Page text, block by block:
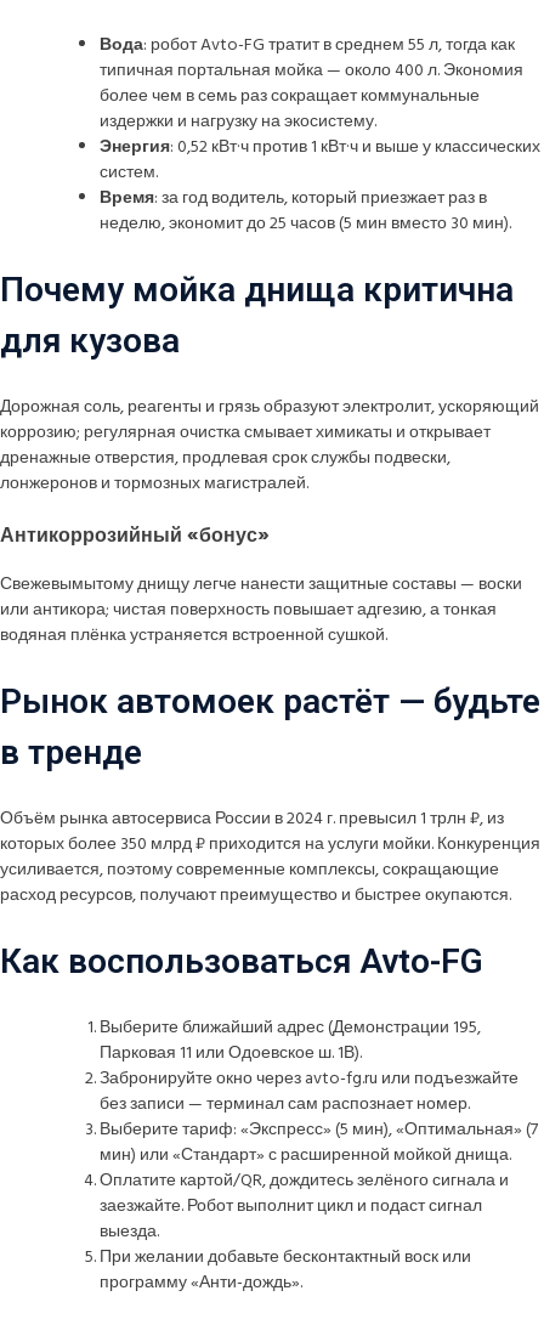
Вода: робот Avto-FG тратит в среднем 55 л, тогда как
типичная портальная мойка — около 400 л. Экономия
более чем в семь раз сокращает коммунальные
издержки и нагрузку на экосистему.
Энергия: 0,52 кВт·ч против 1 кВт·ч и выше у классических
систем.
Время: за год водитель, который приезжает раз в
неделю, экономит до 25 часов (5 мин вместо 30 мин).
Почему мойка днища критична
для кузова
Дорожная соль, реагенты и грязь образуют электролит, ускоряющий
коррозию; регулярная очистка смывает химикаты и открывает
дренажные отверстия, продлевая срок службы подвески,
лонжеронов и тормозных магистралей.
Антикоррозийный «бонус»
Свежевымытому днищу легче нанести защитные составы — воски
или антикора; чистая поверхность повышает адгезию, а тонкая
водяная плёнка устраняется встроенной сушкой.
Рынок автомоек растёт — будьте
в тренде
Объём рынка автосервиса России в 2024 г. превысил 1 трлн ₽, из
которых более 350 млрд ₽ приходится на услуги мойки. Конкуренция
усиливается, поэтому современные комплексы, сокращающие
расход ресурсов, получают преимущество и быстрее окупаются.
Как воспользоваться Avto-FG
Выберите ближайший адрес (Демонстрации 195,
Парковая 11 или Одоевское ш. 1В).
Забронируйте окно через avto-fg.ru или подъезжайте
без записи — терминал сам распознает номер.
Выберите тариф: «Экспресс» (5 мин), «Оптимальная» (7
мин) или «Стандарт» с расширенной мойкой днища.
Оплатите картой/QR, дождитесь зелёного сигнала и
заезжайте. Робот выполнит цикл и подаст сигнал
выезда.
При желании добавьте бесконтактный воск или
программу «Анти-дождь».